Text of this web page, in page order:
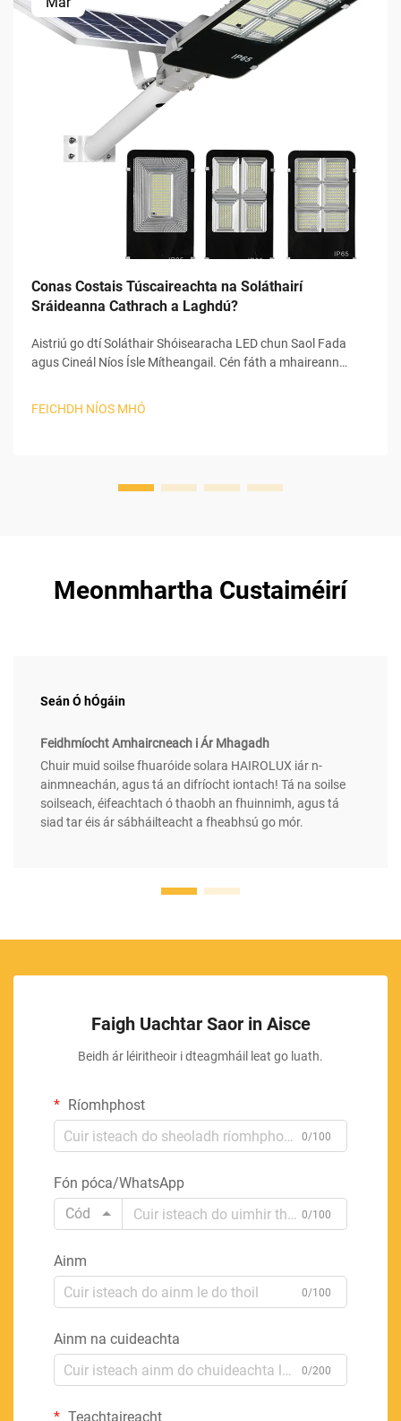
Conas Costais Túscaireachta na Soláthairí
Sráideanna Cathrach a Laghdú?
Aistriú go dtí Soláthair Shóisearacha LED chun Saol Fada
agus Cineál Níos Ísle Mítheangail. Cén fáth a mhaireann
faide ná soláthair shóisearacha HPS agus halaidí meitile.
FEICHDH NÍOS MHÓ
Meonmhartha Custaiméirí
Seán Ó hÓgáin
Feidhmíocht Amhaircneach i Ár Mhagadh
Chuir muid soilse fhuaróide solara HAIROLUX iár n-
ainmneachán, agus tá an difríocht iontach! Tá na soilse
soilseach, éifeachtach ó thaobh an fhuinnimh, agus tá
siad tar éis ár sábháilteacht a fheabhsú go mór.
Faigh Uachtar Saor in Aisce
Beidh ár léiritheoir i dteagmháil leat go luath.
Ríomhphost
0/100
Fón póca/WhatsApp
Cód
0/100
Ainm
0/100
Ainm na cuideachta
0/200
Teachtaireacht